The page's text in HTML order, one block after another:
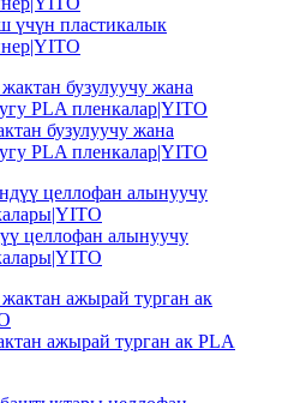
үчүн пластикалык
бузулуучу жана
PLA пленкалар|YITO
целлофан алынуучу
ажырай турган ак PLA